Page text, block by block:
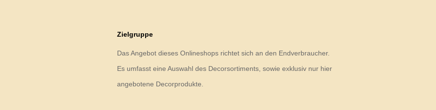
Zielgruppe
Das Angebot dieses Onlineshops richtet sich an den Endverbraucher.
Es umfasst eine Auswahl des Decorsortiments, sowie exklusiv nur hier
angebotene Decorprodukte.